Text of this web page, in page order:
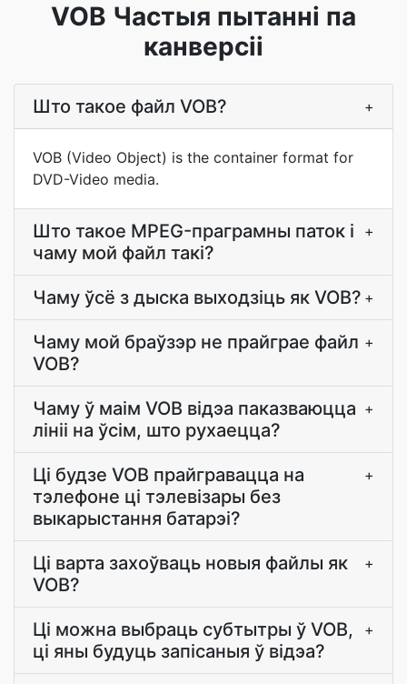
VOB Частыя пытанні па
канверсіі
Што такое файл VOB? +
VOB (Video Object) is the container format for
DVD-Video media.
Што такое MPEG-праграмны паток і
чаму мой файл такі?
+
Чаму ўсё з дыска выходзіць як VOB? +
Чаму мой браўзэр не прайграе файл
VOB?
+
Чаму ў маім VOB відэа паказваюцца
лініі на ўсім, што рухаецца?
+
Ці будзе VOB прайгравацца на
тэлефоне ці тэлевізары без
выкарыстання батарэі?
+
Ці варта захоўваць новыя файлы як
VOB?
+
Ці можна выбраць субтытры ў VOB,
ці яны будуць запісаныя ў відэа?
+